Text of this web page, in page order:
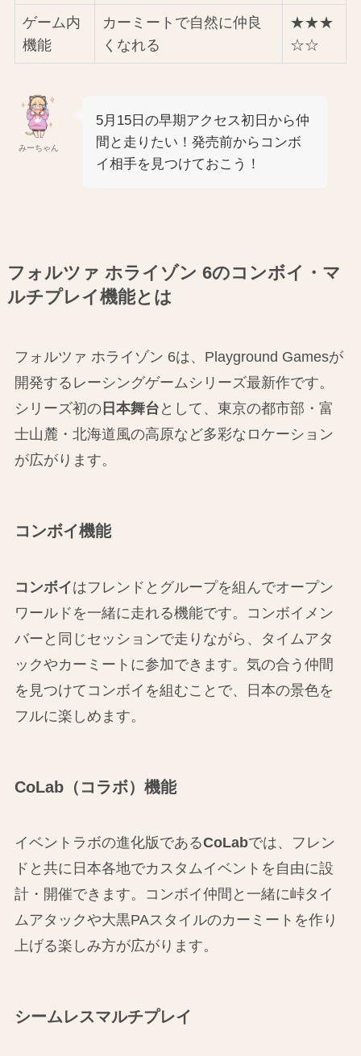
ゲーム内
機能
カーミートで自然に仲良
くなれる
★★★
☆☆
みーちゃん
5月15日の早期アクセス初日から仲
間と走りたい！発売前からコンボ
イ相手を見つけておこう！
フォルツァ ホライゾン 6のコンボイ・マ
ルチプレイ機能とは
フォルツァ ホライゾン 6は、Playground Gamesが
開発するレーシングゲームシリーズ最新作です。
シリーズ初の日本舞台 として、東京の都市部・富
士山麓・北海道風の高原など多彩なロケーション
が広がります。
コンボイ機能
コンボイはフレンドとグループを組んでオープン
ワールドを一緒に走れる機能です。コンボイメン
バーと同じセッションで走りながら、タイムアタ
ックやカーミートに参加できます。気の合う仲間
を見つけてコンボイを組むことで、日本の景色を
フルに楽しめます。
CoLab（コラボ）機能
イベントラボの進化版であるCoLabでは、フレン
ドと共に日本各地でカスタムイベントを自由に設
計・開催できます。コンボイ仲間と一緒に峠タイ
ムアタックや大黒PAスタイルのカーミートを作り
上げる楽しみ方が広がります。
シームレスマルチプレイ